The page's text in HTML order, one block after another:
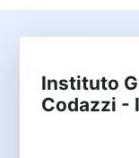
Instituto
Codazzi -